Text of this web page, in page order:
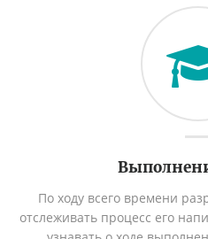
По ходу всего времени
отслеживать процесс его